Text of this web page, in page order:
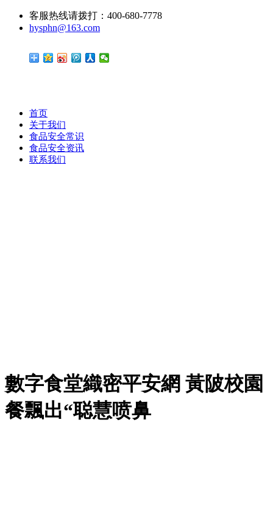
客服热线请拨打：400-680-7778
hysphn@163.com
首页
关于我们
食品安全常识
食品安全资讯
联系我们
數字食堂織密平安網 黃陂校園
餐飄出“聪慧喷鼻